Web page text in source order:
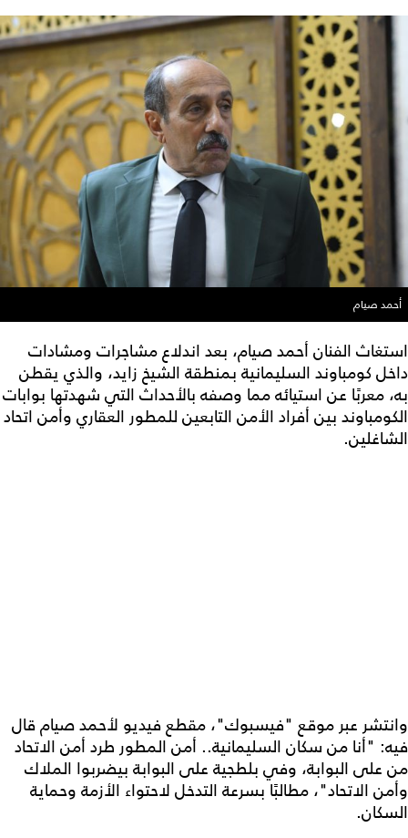
أحمد صيام
استغاث الفنان أحمد صيام، بعد اندلاع مشاجرات ومشادات
داخل كومباوند السليمانية بمنطقة الشيخ زايد، والذي يقطن
به، معربًا عن استيائه مما وصفه بالأحداث التي شهدتها بوابات
الكومباوند بين أفراد الأمن التابعين للمطور العقاري وأمن اتحاد
الشاغلين.
وانتشر عبر موقع "فيسبوك"، مقطع فيديو لأحمد صيام قال
فيه: "أنا من سكان السليمانية.. أمن المطور طرد أمن الاتحاد
من على البوابة، وفي بلطجية على البوابة بيضربوا الملاك
وأمن الاتحاد"، مطالبًا بسرعة التدخل لاحتواء الأزمة وحماية
السكان.